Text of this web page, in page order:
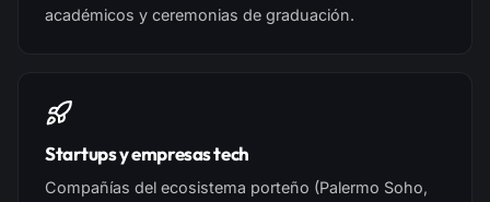
académicos y ceremonias de graduación.
Startups y empresas tech
Compañías del ecosistema porteño (Palermo Soho,